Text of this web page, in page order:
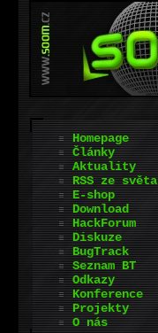
Homepage
Články
Aktuality
RSS ze světa
E-shop
Download
HackForum
Diskuze
BugTrack
Seznam BT
Odkazy
Konference
Projekty
O nás